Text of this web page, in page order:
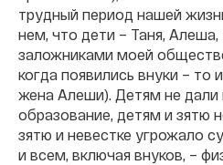
трудный период нашей
нем, что дети – Таня,
заложниками моей
когда появились внуки – то
жена Алеши). Детям не дали
образование, детям и зятю
зятю и невестке угрожало
и всем, включая внуков, –